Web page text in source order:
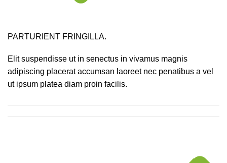
PARTURIENT FRINGILLA.
Elit suspendisse ut in senectus in vivamus magnis
adipiscing placerat accumsan laoreet nec penatibus a vel
ut ipsum platea diam proin facilis.